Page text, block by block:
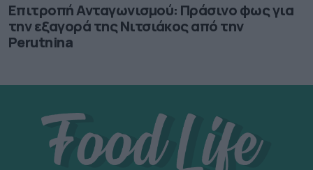
Επιτροπή Ανταγωνισμού: Πράσινο φως για
την εξαγορά της Νιτσιάκος από την
Perutnina